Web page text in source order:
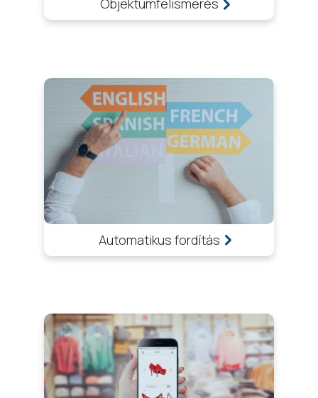
Objektumfelismerés
Automatikus fordítás